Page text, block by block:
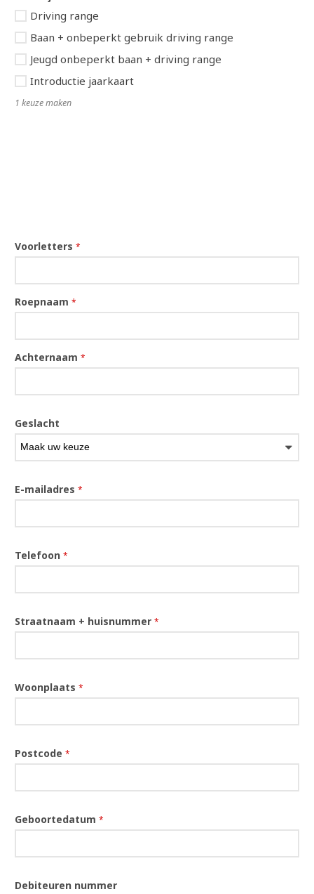
Driving range
Baan + onbeperkt gebruik driving range
Jeugd onbeperkt baan + driving range
Introductie jaarkaart
1 keuze maken
Voorletters *
Roepnaam *
Achternaam *
Geslacht
E-mailadres *
Telefoon *
Straatnaam + huisnummer *
Woonplaats *
Postcode *
Geboortedatum *
Debiteuren nummer